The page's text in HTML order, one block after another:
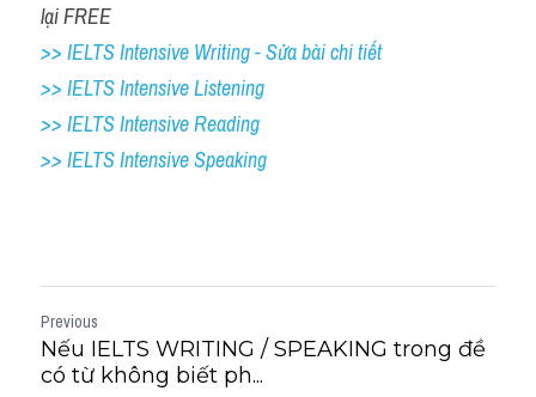
lại FREE
>> IELTS Intensive Writing - Sửa bài chi tiết
>> IELTS Intensive Listening
>> IELTS Intensive Reading
>> IELTS Intensive Speaking
Previous
Nếu IELTS WRITING / SPEAKING trong đề
có từ không biết ph...